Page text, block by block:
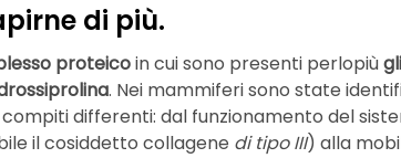
di più.
proteicoin cui sono presenti perlopiù
. Nei mammiferi sono state
differenti: dal funzionamento del
il cosiddetto collagene di tipo III) alla